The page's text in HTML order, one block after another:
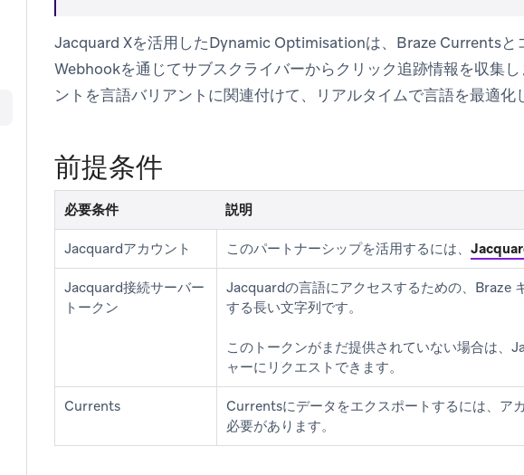
Jacquard Xを活用したDynamic Optimisationは、Braze Currentsと
Webhookを通じてサブスクライバーからクリック追跡情報を収集
ントを言語バリアントに関連付けて、リアルタイムで言語を最適化
前提条件
必要条件 説明
Jacquardアカウント このパートナーシップを活用するには、
Jacquard接続サーバー
トークン
Jacquardの言語にアクセスするための、Braze
する長い文字列です。
このトークンがまだ提供されていない場合は、
ャーにリクエストできます。
Currents Currentsにデータをエクスポートするには、ア
必要があります。